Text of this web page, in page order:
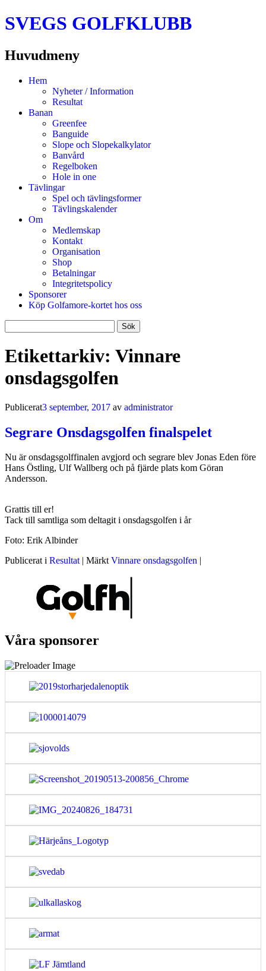
SVEGS GOLFKLUBB
Huvudmeny
HoppaHem
Nyheter / Information
Resultat
Banan
Greenfee
Banguide
Slope och Slopekalkylator
Banvård
Regelboken
Hole in one
Tävlingar
Spel och tävlingsformer
Tävlingskalender
Om
Medlemskap
Kontakt
Organisation
Shop
Betalningar
Integritetspolicy
Sponsorer
Köp Golfamore-kortet hos oss
efter:
Etikettarkiv: Vinnare
onsdagsgolfen
Publicerat3 september, 2017 av administrator
Segrare Onsdagsgolfen finalspelet
Nu är onsdagsgolffinalen avgjord och segrare blev Jonas Eden före
Hans Östling, Ulf Wallberg och på fjärde plats kom Göran
Andersson.
Grattis till er!
Tack till samtliga som deltagit i onsdagsgolfen i år
Foto: Erik Albinder
Publicerat i Resultat MärktVinnare onsdagsgolfen
Våra sponsorer